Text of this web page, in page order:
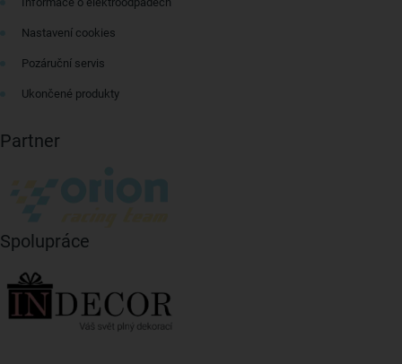
Nastavení cookies
Pozáruční servis
Ukončené produkty
Partner
Spolupráce